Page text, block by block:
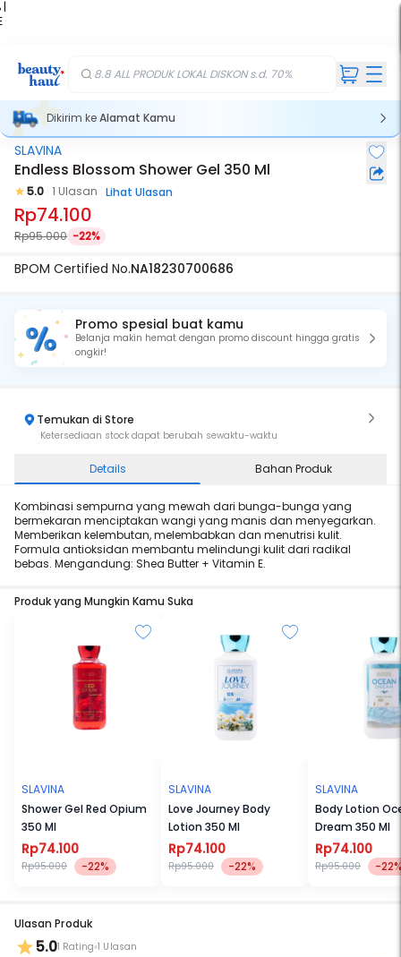
|
8.8 ALL PRODUK LOKAL DISKON s.d. 70%
Dikirim keAlamat Kamu
SLAVINA
Endless Blossom Shower Gel 350 Ml
5.0 1 Ulasan Lihat Ulasan
Rp74.100
Rp95.000 -22%
BPOM Certified No.NA18230700686
Promo spesial buat kamu
Belanja makin hemat dengan promo discount hingga gratis
ongkir!
Temukan di Store
Ketersediaan stock dapat berubah sewaktu-waktu
Details Bahan Produk
Kombinasi sempurna yang mewah dari bunga-bunga yang
bermekaran menciptakan wangi yang manis dan menyegarkan.
Memberikan kelembutan, melembabkan dan menutrisi kulit.
Formula antioksidan membantu melindungi kulit dari radikal
bebas. Mengandung: Shea Butter + Vitamin E.
Produk yang Mungkin Kamu Suka
SLAVINA
Shower Gel Red Opium
350 Ml
Rp74.100
Rp95.000 -22%
SLAVINA
Love Journey Body
Lotion 350 Ml
Rp74.100
Rp95.000 -22%
SLAVINA
Body Lotion
Dream 350 Ml
Rp74.100
Rp95.000 -
Ulasan Produk
5.01 Rating 1 Ulasan